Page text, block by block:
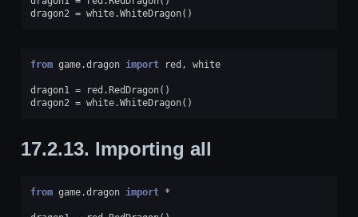
dragon2 = white.WhiteDragon()
from game.dragon import red , white
dragon1 = red .RedDragon()
dragon2 = white.WhiteDragon()
17.2.13. Importing all
from game.dragon import *